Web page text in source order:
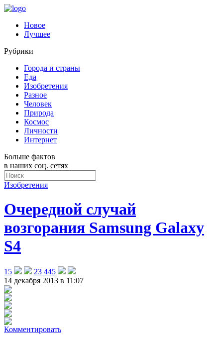
Новое
Лучшее
Рубрики
Города и страны
Еда
Изобретения
Разное
Человек
Природа
Космос
Личности
Интернет
Больше фактов
в наших соц. сетях
Изобретения
Очередной случай
возгорания Samsung Galaxy
S4
15
23 445
14 декабря 2013 в 11:07
Комментировать